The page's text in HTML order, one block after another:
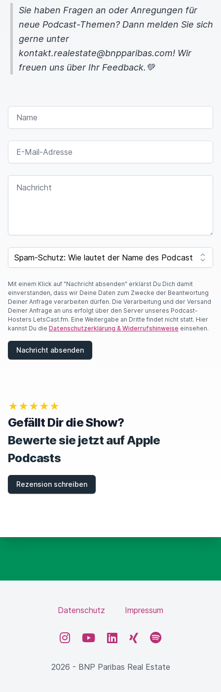
Sie haben Fragen an oder Anregungen für
neue Podcast-Themen? Dann melden Sie sich
gerne unter
kontakt.realestate@bnpparibas.com! Wir
freuen uns über Ihr Feedback.💚
NAME
E-MAIL-ADRESSE
NACHRICHT
F
O
A
R
E
A
H
U
R
E
T
H
I
S
F
E
SPAM CAPTCHA
Mit einem Klick auf "Nachricht absenden" erklärst Du Dich damit
einverstanden, dass wir Deine Daten zum Zwecke der Beantwortung
Deiner Anfrage verarbeiten dürfen. Die Verarbeitung und der Versand
Deiner Anfrage an uns erfolgt über den Server unseres Podcast-
Hosters LetsCast.fm. Eine Weitergabe an Dritte findet nicht statt. Hier
kannst Du die Datenschutzerklärung & Widerrufshinweise einsehen.
Nachricht absenden
★★★★★
Gefällt Dir die Show?
Bewerte sie jetzt auf Apple
Podcasts
Rezension schreiben
Datenschutz Impressum
InstagramYouTubeLinkedInXING Spotify
2026 - BNP Paribas Real Estate